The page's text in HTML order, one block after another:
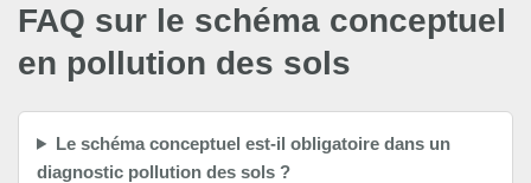
FAQ sur le schéma conceptuel
en pollution des sols
Le schéma conceptuel est-il obligatoire dans un
diagnostic pollution des sols ?